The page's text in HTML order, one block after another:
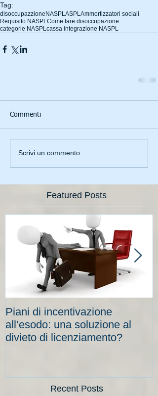
Tag:
disoccupazzioneNASPLASPLAmmortizzatori sociali
Requisito NASPLCome fare disoccupazione
categorie NASPLcassa integrazione NASPL
Commenti
Scrivi un commento...
Featured Posts
Piani di incentivazione
all’esodo: una soluzione al
divieto di licenziamento?
Recent Posts